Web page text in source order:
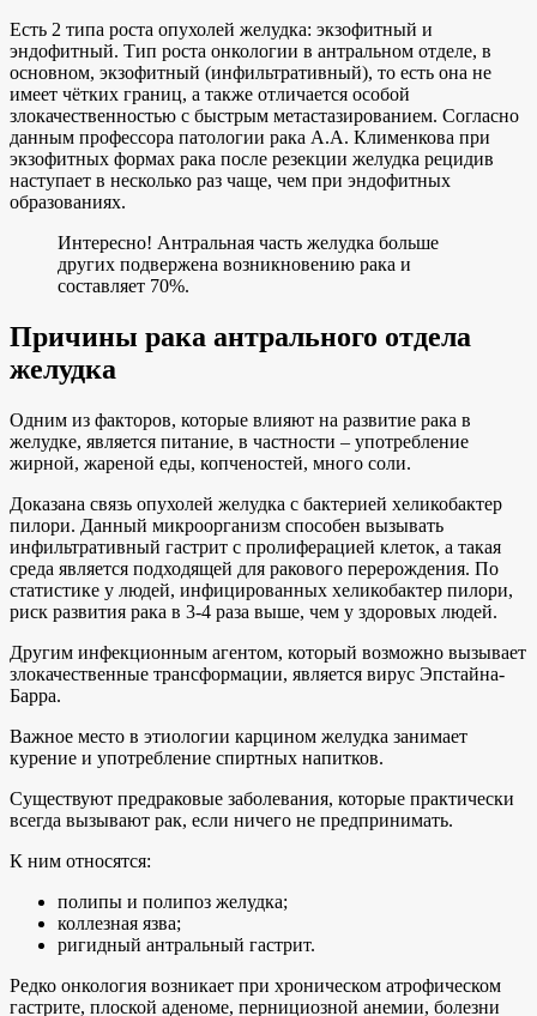
Есть 2 типа роста опухолей желудка: экзофитный и
эндофитный. Тип роста онкологии в антральном отделе, в
основном, экзофитный (инфильтративный), то есть она не
имеет чётких границ, а также отличается особой
злокачественностью с быстрым метастазированием. Согласно
данным профессора патологии рака А.А. Клименкова при
экзофитных формах рака после резекции желудка рецидив
наступает в несколько раз чаще, чем при эндофитных
образованиях.
Интересно! Антральная часть желудка больше
других подвержена возникновению рака и
составляет 70%.
Причины рака антрального отдела
желудка
Одним из факторов, которые влияют на развитие рака в
желудке, является питание, в частности – употребление
жирной, жареной еды, копченостей, много соли.
Доказана связь опухолей желудка с бактерией хеликобактер
пилори. Данный микроорганизм способен вызывать
инфильтративный гастрит с пролиферацией клеток, а такая
среда является подходящей для ракового перерождения. По
статистике у людей, инфицированных хеликобактер пилори,
риск развития рака в 3-4 раза выше, чем у здоровых людей.
Другим инфекционным агентом, который возможно вызывает
злокачественные трансформации, является вирус Эпстайна-
Барра.
Важное место в этиологии карцином желудка занимает
курение и употребление спиртных напитков.
Существуют предраковые заболевания, которые практически
всегда вызывают рак, если ничего не предпринимать.
К ним относятся:
полипы и полипоз желудка;
коллезная язва;
ригидный антральный гастрит.
Редко онкология возникает при хроническом атрофическом
гастрите, плоской аденоме, пернициозной анемии, болезни